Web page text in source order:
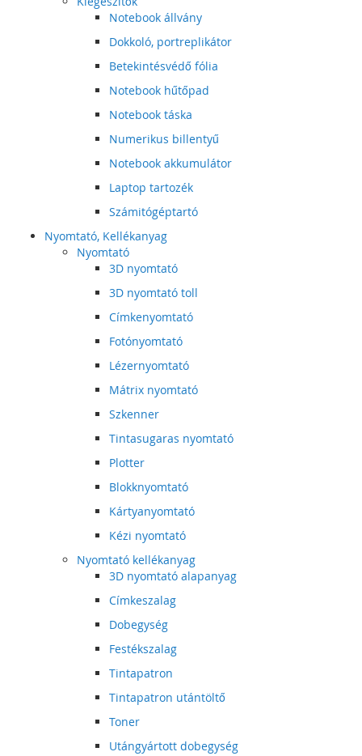
Notebook állvány
Dokkoló, portreplikátor
Betekintésvédő fólia
Notebook hűtőpad
Notebook táska
Numerikus billentyű
Notebook akkumulátor
Laptop tartozék
Számitógéptartó
Nyomtató, Kellékanyag
Nyomtató
3D nyomtató
3D nyomtató toll
Címkenyomtató
Fotónyomtató
Lézernyomtató
Mátrix nyomtató
Szkenner
Tintasugaras nyomtató
Plotter
Blokknyomtató
Kártyanyomtató
Kézi nyomtató
Nyomtató kellékanyag
3D nyomtató alapanyag
Címkeszalag
Dobegység
Festékszalag
Tintapatron
Tintapatron utántöltő
Toner
Utángyártott dobegység